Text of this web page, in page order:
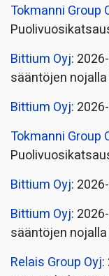
Tokmanni Group
Bittium Oyj:
sääntöjen
Bittium Oyj:
Tokmanni Group
Bittium Oyj:
Bittium Oyj:
sääntöjen
Relais Group Oyj: